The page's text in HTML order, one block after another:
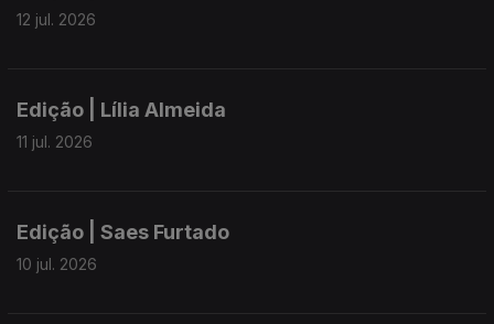
12 jul. 2026
Edição | Lília Almeida
11 jul. 2026
Edição | Saes Furtado
10 jul. 2026